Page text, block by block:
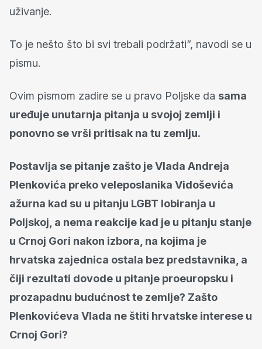
uživanje.
To je nešto što bi svi trebali podržati”, navodi se u
pismu.
Ovim pismom zadire se u pravo Poljske da sama
uređuje unutarnja pitanja u svojoj zemlji i
ponovno se vrši pritisak na tu zemlju.
Postavlja se pitanje zašto je Vlada Andreja
Plenkovića preko veleposlanika Vidoševića
ažurna kad su u pitanju LGBT lobiranja u
Poljskoj, a nema reakcije kad je u pitanju stanje
u Crnoj Gori nakon izbora, na kojima je
hrvatska zajednica ostala bez predstavnika, a
čiji rezultati dovode u pitanje proeuropsku i
prozapadnu budućnost te zemlje? Zašto
Plenkovićeva Vlada ne štiti hrvatske interese u
Crnoj Gori?